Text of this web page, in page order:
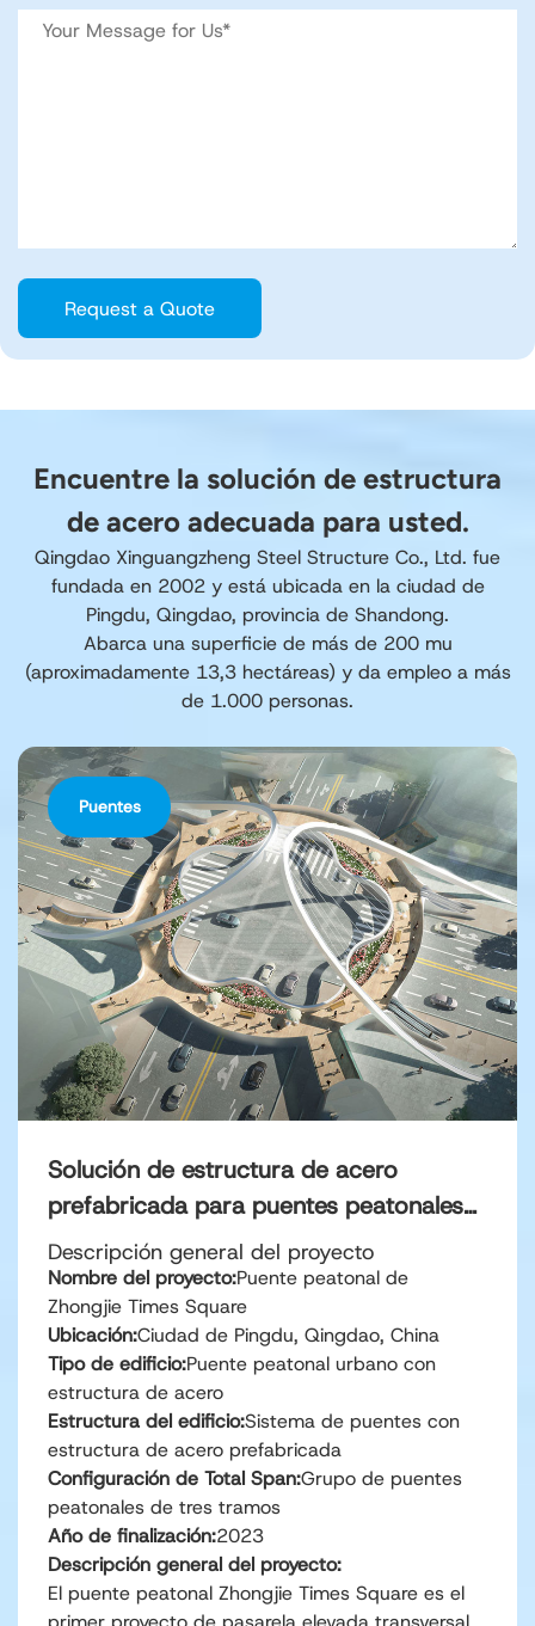
Encuentre la solución de estructura
de acero adecuada para usted.
Qingdao Xinguangzheng Steel Structure Co., Ltd. fue
fundada en 2002 y está ubicada en la ciudad de
Pingdu, Qingdao, provincia de Shandong.
Abarca una superficie de más de 200 mu
(aproximadamente 13,3 hectáreas) y da empleo a más
de 1.000 personas.
Puentes
Solución de estructura de acero
prefabricada para puentes peatonales
urbanos
Descripción general del proyecto
Nombre del proyecto:Puente peatonal de
Zhongjie Times Square
Ubicación:Ciudad de Pingdu, Qingdao, China
Tipo de edificio:Puente peatonal urbano con
estructura de acero
Estructura del edificio:Sistema de puentes con
estructura de acero prefabricada
Configuración de Total Span:Grupo de puentes
peatonales de tres tramos
Año de finalización:2023
Descripción general del proyecto:
El puente peatonal Zhongjie Times Square es el